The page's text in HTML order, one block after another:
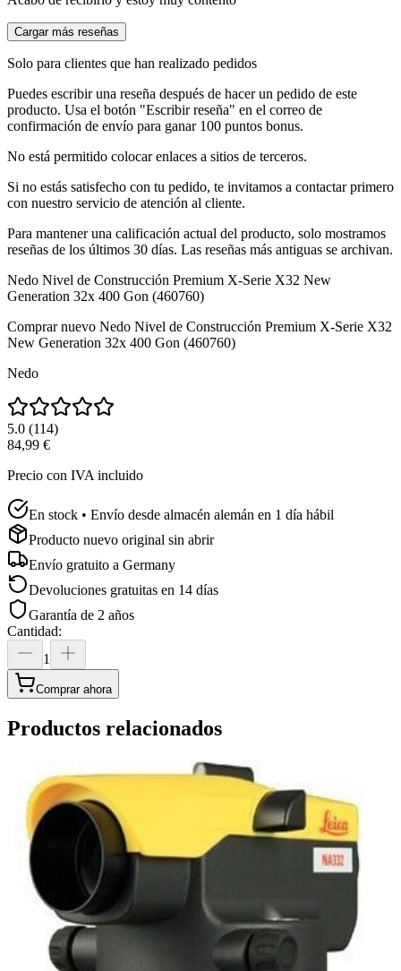
Cargar más reseñas
Solo para clientes que han realizado pedidos
Puedes escribir una reseña después de hacer un pedido de este
producto. Usa el botón "Escribir reseña" en el correo de
confirmación de envío para ganar 100 puntos bonus.
No está permitido colocar enlaces a sitios de terceros.
Si no estás satisfecho con tu pedido, te invitamos a contactar primero
con nuestro servicio de atención al cliente.
Para mantener una calificación actual del producto, solo mostramos
reseñas de los últimos 30 días. Las reseñas más antiguas se archivan.
Nedo Nivel de Construcción Premium X-Serie X32 New
Generation 32x 400 Gon (460760)
Comprar nuevo Nedo Nivel de Construcción Premium X-Serie X32
New Generation 32x 400 Gon (460760)
Nedo
5.0 (114)
84,99 €
Precio con IVA incluido
En stock • Envío desde almacén alemán en 1 día hábil
Producto nuevo original sin abrir
Envío gratuito a Germany
Devoluciones gratuitas en 14 días
Garantía de 2 años
Cantidad:
1
Comprar ahora
Productos relacionados